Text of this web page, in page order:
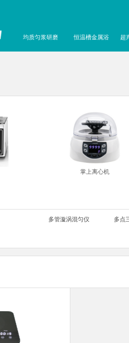
均质匀浆研磨 恒温槽金属浴 超
掌上离心机
多管漩涡混匀仪 多点